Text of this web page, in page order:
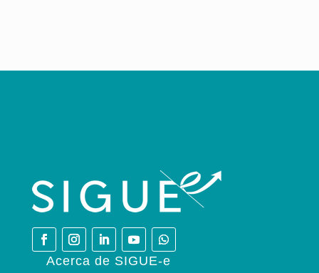
Acerca de SIGUE-e